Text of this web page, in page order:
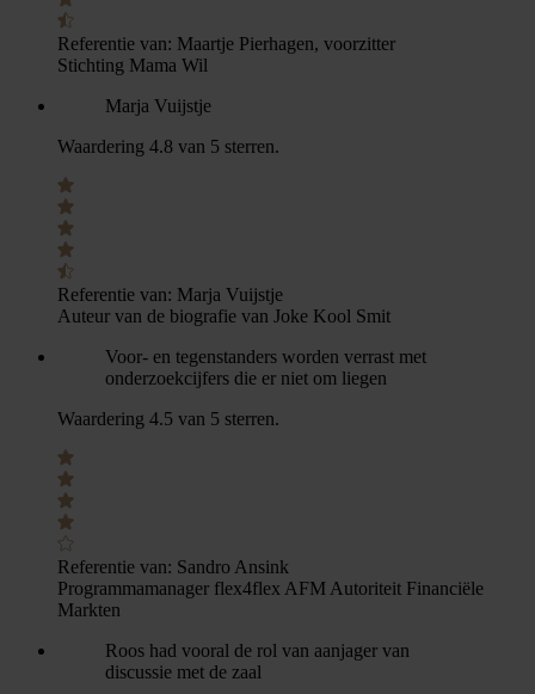
Referentie van: Maartje Pierhagen, voorzitter
Stichting Mama Wil
Marja Vuijstje
Waardering 4.8 van 5 sterren.
Referentie van: Marja Vuijstje
Auteur van de biografie van Joke Kool Smit
Voor- en tegenstanders worden verrast met
onderzoekcijfers die er niet om liegen
Waardering 4.5 van 5 sterren.
Referentie van: Sandro Ansink
Programmamanager flex4flex AFM Autoriteit Financiële
Markten
Roos had vooral de rol van aanjager van
discussie met de zaal